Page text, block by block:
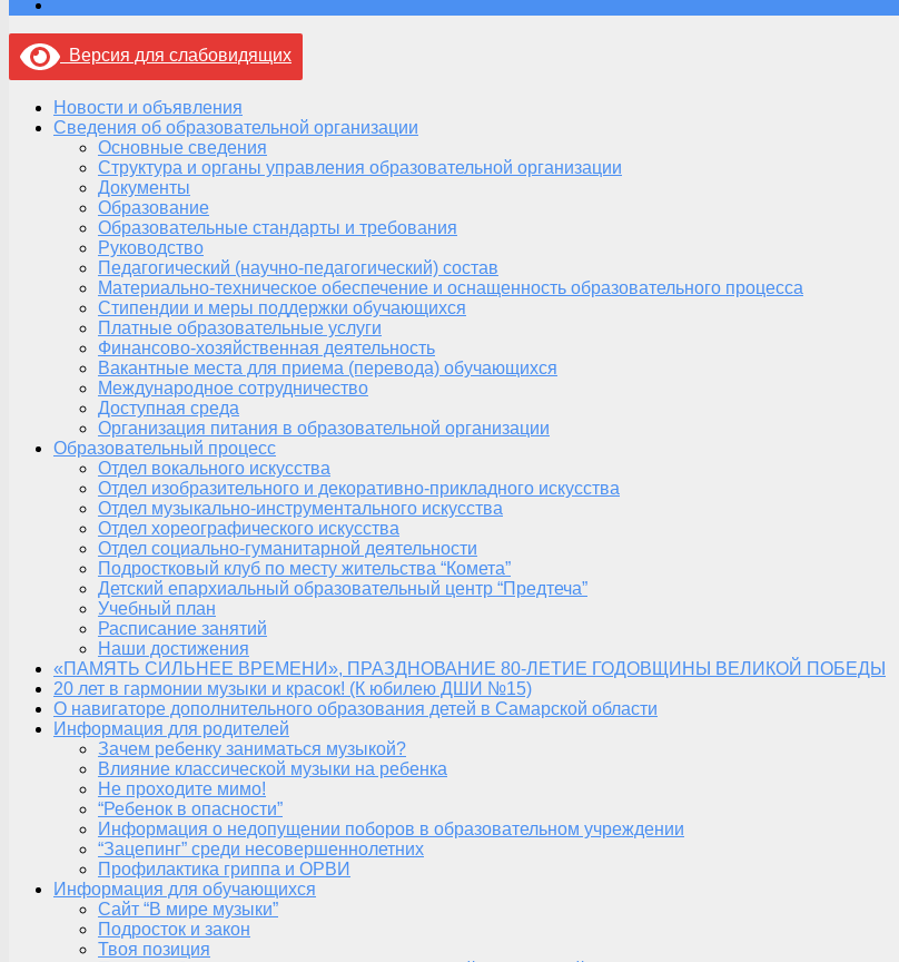
Версия для слабовидящих
Новости и объявления
Сведения об образовательной организации
Основные сведения
Структура и органы управления образовательной организации
Документы
Образование
Образовательные стандарты и требования
Руководство
Педагогический (научно-педагогический) состав
Материально-техническое обеспечение и оснащенность образовательного процесса
Стипендии и меры поддержки обучающихся
Платные образовательные услуги
Финансово-хозяйственная деятельность
Вакантные места для приема (перевода) обучающихся
Международное сотрудничество
Доступная среда
Организация питания в образовательной организации
Образовательный процесс
Отдел вокального искусства
Отдел изобразительного и декоративно-прикладного искусства
Отдел музыкально-инструментального искусства
Отдел хореографического искусства
Отдел социально-гуманитарной деятельности
Подростковый клуб по месту жительства “Комета”
Детский епархиальный образовательный центр “Предтеча”
Учебный план
Расписание занятий
Наши достижения
«ПАМЯТЬ СИЛЬНЕЕ ВРЕМЕНИ», ПРАЗДНОВАНИЕ 80-ЛЕТИЕ ГОДОВЩИНЫ ВЕЛИКОЙ ПОБЕДЫ
20 лет в гармонии музыки и красок! (К юбилею ДШИ №15)
О навигаторе дополнительного образования детей в Самарской области
Информация для родителей
Зачем ребенку заниматься музыкой?
Влияние классической музыки на ребенка
Не проходите мимо!
“Ребенок в опасности”
Информация о недопущении поборов в образовательном учреждении
“Зацепинг” среди несовершеннолетних
Профилактика гриппа и ОРВИ
Информация для обучающихся
Сайт “В мире музыки”
Подросток и закон
Твоя позиция